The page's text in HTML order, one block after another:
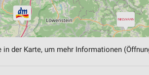
der Karte, um mehr Informationen